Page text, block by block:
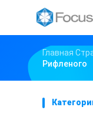
Главная
Рифленого